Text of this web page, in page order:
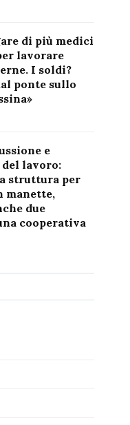
di più medici
lavorare
I soldi?
ponte sullo
e
lavoro:
struttura per
manette,
due
cooperativa